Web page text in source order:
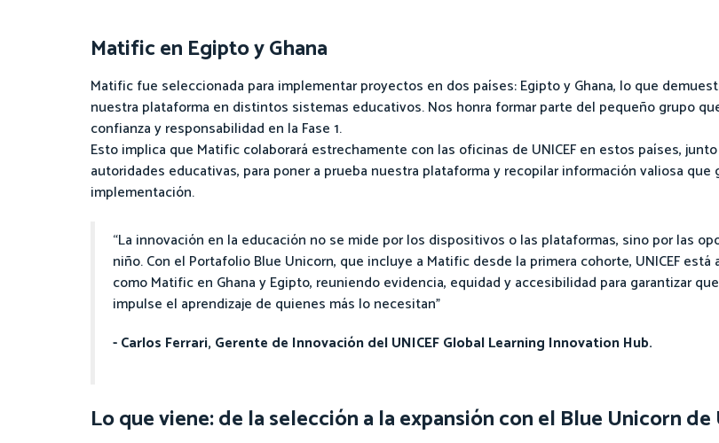
Matific en Egipto y Ghana
Matific fue seleccionada para implementar proyectos en dos países: Egipto y Ghana, lo que
nuestra plataforma en distintos sistemas educativos. Nos honra formar parte del pequeño grupo
confianza y responsabilidad en la Fase 1.
Esto implica que Matific colaborará estrechamente con las oficinas de UNICEF en estos países,
autoridades educativas, para poner a prueba nuestra plataforma y recopilar información valiosa
implementación.
“La innovación en la educación no se mide por los dispositivos o las plataformas, sino por las
niño. Con el Portafolio Blue Unicorn, que incluye a Matific desde la primera cohorte, UNICEF
como Matific en Ghana y Egipto, reuniendo evidencia, equidad y accesibilidad para garantizar
impulse el aprendizaje de quienes más lo necesitan”
- Carlos Ferrari, Gerente de Innovación del UNICEF Global Learning Innovation Hub.
Lo que viene: de la selección a la expansión con el Blue Unicorn de